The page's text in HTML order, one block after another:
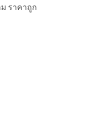
ราคาถูก